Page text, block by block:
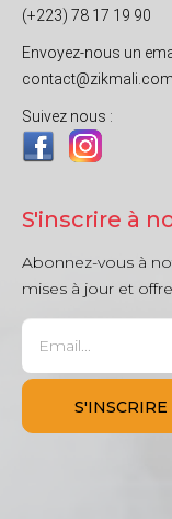
(+223) 78 17 19 90
Envoyez-nous un
contact@zikmali.com
Suivez nous :
S'inscrire à
Abonnez-vous à
mises à jour et